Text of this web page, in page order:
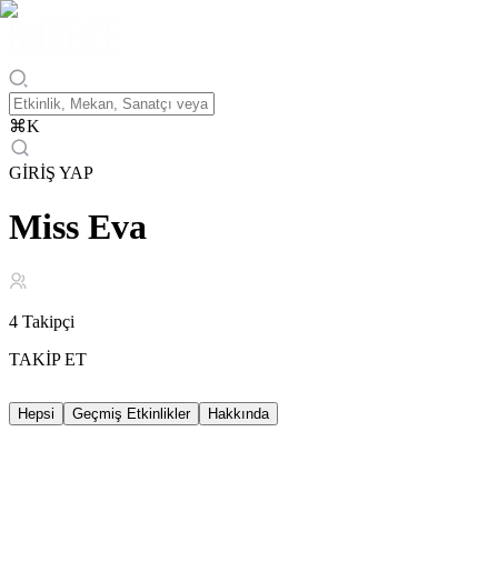
⌘K
GİRİŞ YAP
Miss Eva
4 Takipçi
TAKİP ET
Hepsi Geçmiş Etkinlikler Hakkında